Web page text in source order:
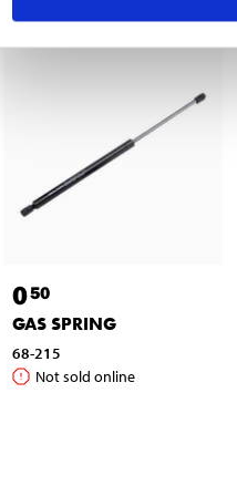
050
GAS SPRING
68-215
Not sold online